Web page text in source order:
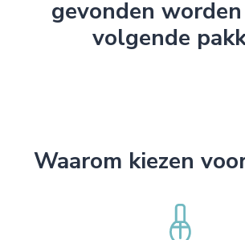
gevonden
volgende
Waarom kiezen